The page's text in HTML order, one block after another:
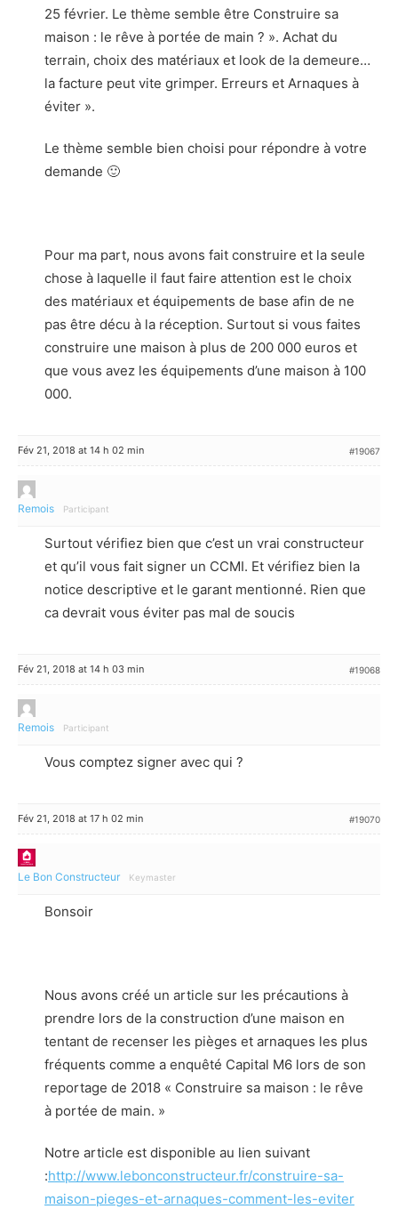
25 février. Le thème semble être Construire sa
maison : le rêve à portée de main ? ». Achat du
terrain, choix des matériaux et look de la demeure…
la facture peut vite grimper. Erreurs et Arnaques à
éviter ».
Le thème semble bien choisi pour répondre à votre
demande 🙂
Pour ma part, nous avons fait construire et la seule
chose à laquelle il faut faire attention est le choix
des matériaux et équipements de base afin de ne
pas être décu à la réception. Surtout si vous faites
construire une maison à plus de 200 000 euros et
que vous avez les équipements d’une maison à 100
000.
Fév 21, 2018 at 14 h 02 min #19067
Remois Participant
Surtout vérifiez bien que c’est un vrai constructeur
et qu’il vous fait signer un CCMI. Et vérifiez bien la
notice descriptive et le garant mentionné. Rien que
ca devrait vous éviter pas mal de soucis
Fév 21, 2018 at 14 h 03 min #19068
Remois Participant
Vous comptez signer avec qui ?
Fév 21, 2018 at 17 h 02 min #19070
Le Bon Constructeur Keymaster
Bonsoir
Nous avons créé un article sur les précautions à
prendre lors de la construction d’une maison en
tentant de recenser les pièges et arnaques les plus
fréquents comme a enquêté Capital M6 lors de son
reportage de 2018 « Construire sa maison : le rêve
à portée de main. »
Notre article est disponible au lien suivant
:http://www.lebonconstructeur.fr/construire-sa-
maison-pieges-et-arnaques-comment-les-eviter